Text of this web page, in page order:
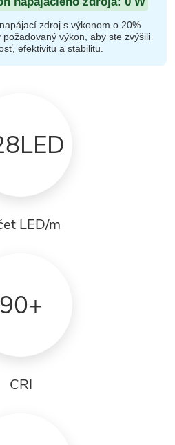
zdroj s výkonom o 20%
výkon, aby ste zvýšili
efektivitu a stabilitu.
LED/m
90+
CRI